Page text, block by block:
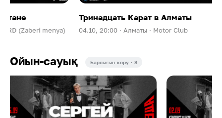
Тринадцать Карат в Алматы
04.10, 20:00 · Алматы · Motor Club
Whole
14.11, 20:00 ·
Ойын-сауық Барлығын көру · 8